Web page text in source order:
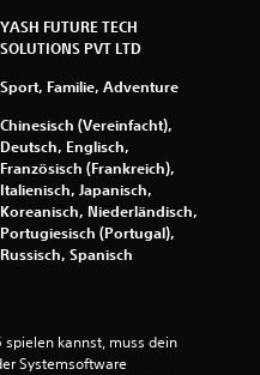
YASH FUTURE TECH
SOLUTIONS PVT LTD
Sport, Familie, Adventure
Chinesisch (Vereinfacht),
Deutsch, Englisch,
Französisch (Frankreich),
Italienisch, Japanisch,
Koreanisch, Niederländisch,
Portugiesisch (Portugal),
Russisch, Spanisch
spielen kannst, muss dein
Systemsoftware